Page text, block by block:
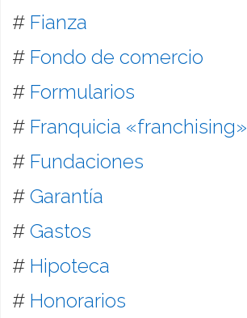
# Fianza
# Fondo de comercio
# Formularios
# Franquicia «franchising»
# Fundaciones
# Garantía
# Gastos
# Hipoteca
# Honorarios